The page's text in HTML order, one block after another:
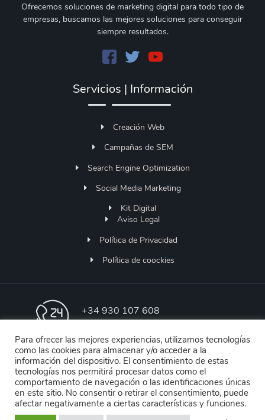
Ofrecemos soluciones de marketing digital para todo tipo de
empresas, buscamos las mejores soluciones para conseguir
siempre resultados.
Servicios | Información
Creación Web
Campañas de SEM
Search Engine Optimization
Social Media Marketing
Kit Digital
Aviso Legal
Política de Privacidad
Política de coockies
+34 930 107 608
Lunes a Jueves 9h-18h | Viernes de 9h - 13h
soporte@designstore.es
Soporte Online
Menendez Pelayo 36
Molins de Rei | Barcelona
Para ofrecer las mejores experiencias, utilizamos tecnologías
como las cookies para almacenar y/o acceder a la
información del dispositivo. El consentimiento de estas
tecnologías nos permitirá procesar datos como el
comportamiento de navegación o las identificaciones únicas
en este sitio. No consentir o retirar el consentimiento, puede
afectar negativamente a ciertas características y funciones.